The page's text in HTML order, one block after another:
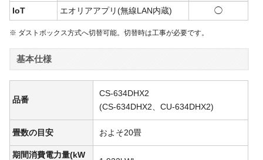
IoT
エオリアアプリ(無線LAN内蔵) ◯
※ ダストボックス方式へ切替可能。切替時は工事が必要です。
基本仕様
品番
CS-634DHX2
(CS-634DHX2、CU-634DHX2)
畳数の目安 およそ20畳
期間消費電力量(kW